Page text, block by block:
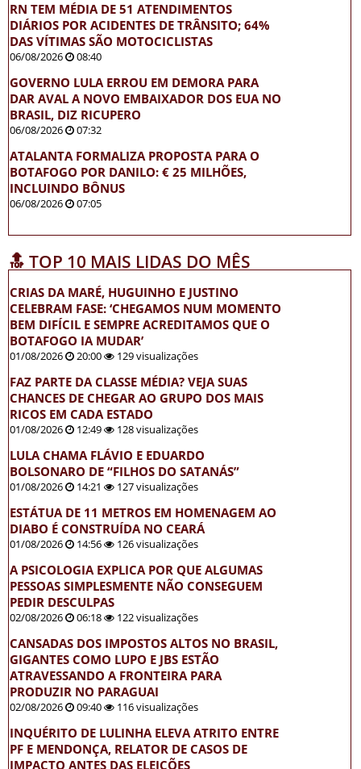
RN TEM MÉDIA DE 51 ATENDIMENTOS
DIÁRIOS POR ACIDENTES DE TRÂNSITO; 64%
DAS VÍTIMAS SÃO MOTOCICLISTAS
06/08/2026 08:40
GOVERNO LULA ERROU EM DEMORA PARA
DAR AVAL A NOVO EMBAIXADOR DOS EUA NO
BRASIL, DIZ RICUPERO
06/08/2026 07:32
ATALANTA FORMALIZA PROPOSTA PARA O
BOTAFOGO POR DANILO: € 25 MILHÕES,
INCLUINDO BÔNUS
06/08/2026 07:05
🔝 TOP 10 MAIS LIDAS DO MÊS
CRIAS DA MARÉ, HUGUINHO E JUSTINO
CELEBRAM FASE: ‘CHEGAMOS NUM MOMENTO
BEM DIFÍCIL E SEMPRE ACREDITAMOS QUE O
BOTAFOGO IA MUDAR’
01/08/2026 20:00 129 visualizações
FAZ PARTE DA CLASSE MÉDIA? VEJA SUAS
CHANCES DE CHEGAR AO GRUPO DOS MAIS
RICOS EM CADA ESTADO
01/08/2026 12:49 128 visualizações
LULA CHAMA FLÁVIO E EDUARDO
BOLSONARO DE “FILHOS DO SATANÁS”
01/08/2026 14:21 127 visualizações
ESTÁTUA DE 11 METROS EM HOMENAGEM AO
DIABO É CONSTRUÍDA NO CEARÁ
01/08/2026 14:56 126 visualizações
A PSICOLOGIA EXPLICA POR QUE ALGUMAS
PESSOAS SIMPLESMENTE NÃO CONSEGUEM
PEDIR DESCULPAS
02/08/2026 06:18 122 visualizações
CANSADAS DOS IMPOSTOS ALTOS NO BRASIL,
GIGANTES COMO LUPO E JBS ESTÃO
ATRAVESSANDO A FRONTEIRA PARA
PRODUZIR NO PARAGUAI
02/08/2026 09:40 116 visualizações
INQUÉRITO DE LULINHA ELEVA ATRITO ENTRE
PF E MENDONÇA, RELATOR DE CASOS DE
IMPACTO ANTES DAS ELEIÇÕES